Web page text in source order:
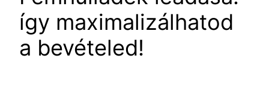
így maximalizálhatod
a bevételed!